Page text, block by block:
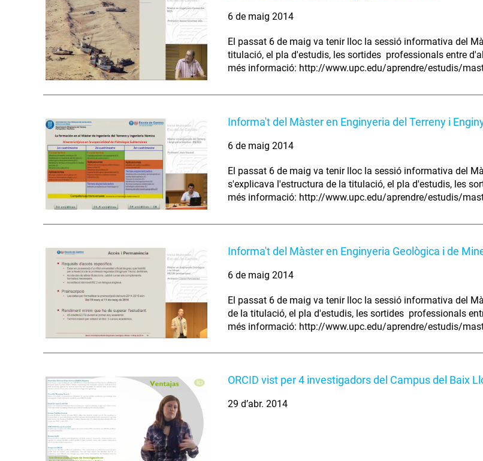
6 de maig 2014
El passat 6 de maig va tenir lloc la sessió informativa del
titulació, el pla d'estudis, les sortides professionals entre
més informació: http://www.upc.edu/aprendre/estudis/
Informa't del Màster en Enginyeria del Terreny i
6 de maig 2014
El passat 6 de maig va tenir lloc la sessió informativa del
s'explicava l'estructura de la titulació, el pla d'estudis, les
més informació: http://www.upc.edu/aprendre/estudis/
Informa't del Màster en Enginyeria Geològica i de
6 de maig 2014
El passat 6 de maig va tenir lloc la sessió informativa del
de la titulació, el pla d'estudis, les sortides professionals
més informació: http://www.upc.edu/aprendre/estudis/
ORCID vist per 4 investigadors del Campus del Baix
29 d’abr. 2014